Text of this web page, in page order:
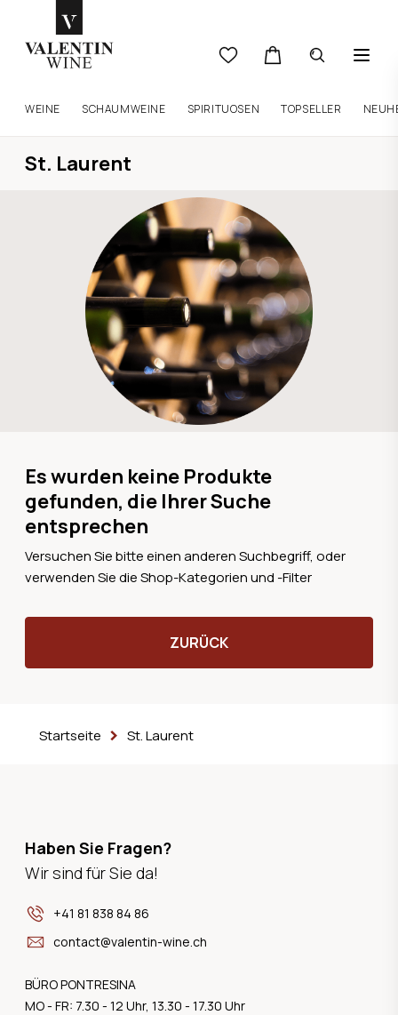
WEINE SCHAUMWEINE SPIRITUOSEN TOPSELLER
St. Laurent
Es wurden keine Produkte
gefunden, die Ihrer Suche
entsprechen
Versuchen Sie bitte einen anderen Suchbegriff, oder
verwenden Sie die Shop-Kategorien und -Filter
ZURÜCK
Startseite St. Laurent
Haben Sie Fragen?
Wir sind für Sie da!
+41 81 838 84 86
contact@valentin-wine.ch
BÜRO PONTRESINA
MO - FR: 7.30 - 12 Uhr, 13.30 - 17.30 Uhr